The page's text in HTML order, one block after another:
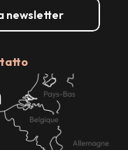
newsletter